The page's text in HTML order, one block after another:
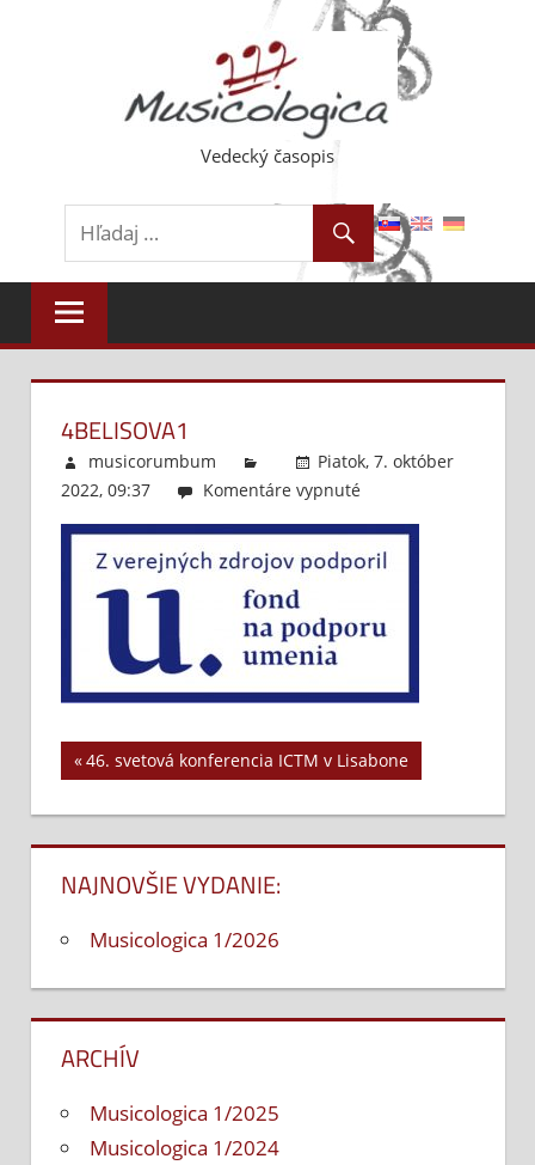
Vedecký časopis
4BELISOVA1
musicorumbum
Piatok, 7. október
2022, 09:37
Komentáre vypnuté
4Belisova1
Navigácia
v
článku
Previous
46. svetová konferencia ICTM v Lisabone
NAJNOVŠIE VYDANIE:
Musicologica 1/2026
ARCHÍV
Musicologica 1/2025
Musicologica 1/2024